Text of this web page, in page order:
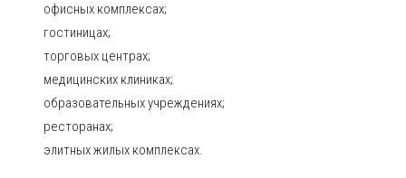
офисных комплексах;
гостиницах;
торговых центрах;
медицинских клиниках;
образовательных учреждениях;
ресторанах;
элитных жилых комплексах.